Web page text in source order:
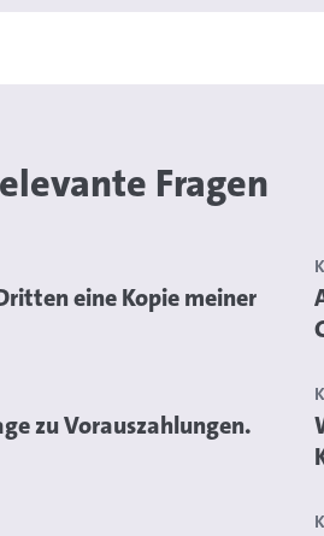
Fragen
eine Kopie meiner
zu Vorauszahlungen.